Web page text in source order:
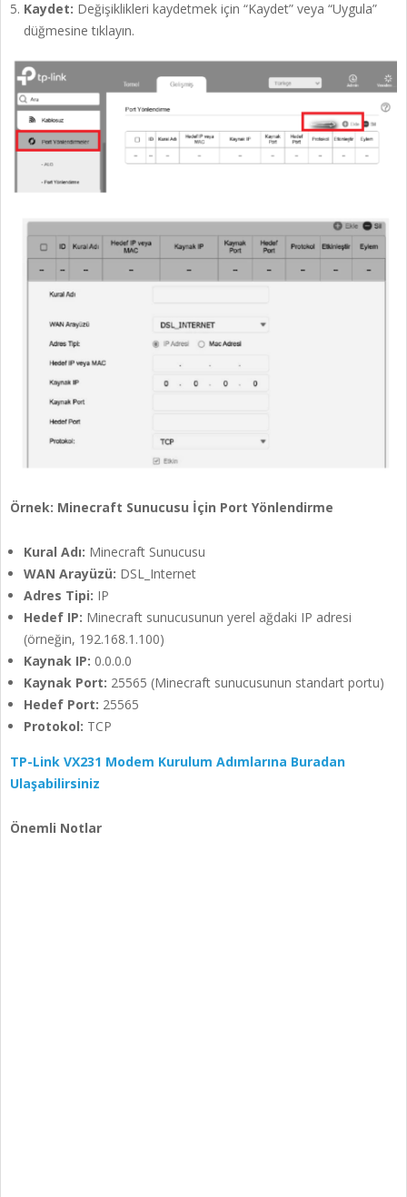
Kaydet: Değişiklikleri kaydetmek için “Kaydet” veya “Uygula”
düğmesine tıklayın.
Örnek: Minecraft Sunucusu İçin Port Yönlendirme
Kural Adı: Minecraft Sunucusu
WAN Arayüzü: DSL_Internet
Adres Tipi: IP
Hedef IP: Minecraft sunucusunun yerel ağdaki IP adresi
(örneğin, 192.168.1.100)
Kaynak IP: 0.0.0.0
Kaynak Port: 25565 (Minecraft sunucusunun standart portu)
Hedef Port: 25565
Protokol: TCP
TP-Link VX231 Modem Kurulum Adımlarına Buradan
Ulaşabilirsiniz
Önemli Notlar